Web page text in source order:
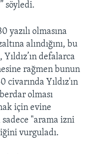
söyledi.
yazılı olmasına
alındığını, bu
defalarca
rağmen bunun
civarında Yıldız'ın
olması
için evine
"arama izni
vurguladı.